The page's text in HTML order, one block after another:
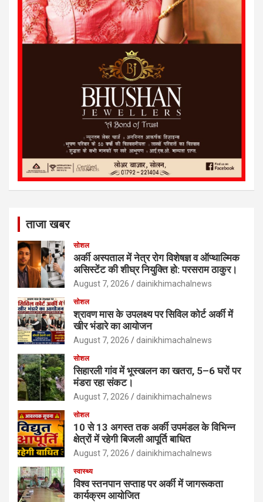
ताजा खबर
सोशल
अर्की अस्पताल में नेत्र रोग विशेषज्ञ व ऑप्थाल्मिक
असिस्टेंट की शीघ्र नियुक्ति हो: परसराम ठाकुर।
August 7, 2026 dainikhimachalnews
सोशल
श्रावण मास के उपलक्ष्य पर सिविल कोर्ट अर्की में
खीर भंडारे का आयोजन
August 7, 2026 dainikhimachalnews
सोशल
सिहारली गांव में भूस्खलन का खतरा, 5–6 घरों पर
मंडरा रहा संकट।
August 7, 2026 dainikhimachalnews
सोशल
10 से 13 अगस्त तक अर्की उपमंडल के विभिन्न
क्षेत्रों में रहेगी बिजली आपूर्ति बाधित
August 7, 2026 dainikhimachalnews
स्वास्थ्य
विश्व स्तनपान सप्ताह पर अर्की में जागरूकता
कार्यक्रम आयोजित